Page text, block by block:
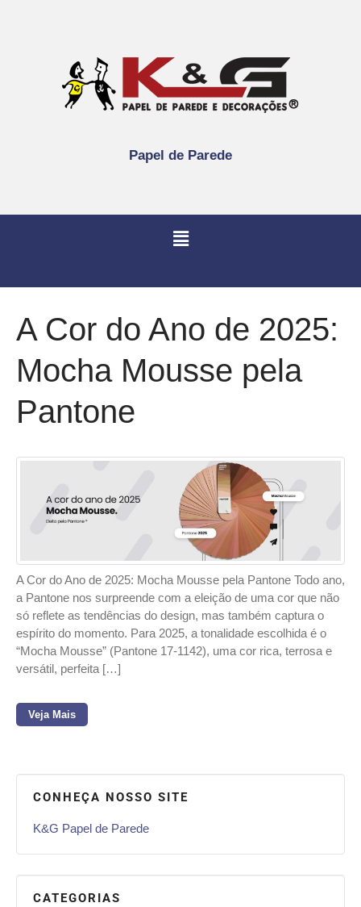
Papel de Parede
A Cor do Ano de 2025:
Mocha Mousse pela
Pantone
A Cor do Ano de 2025: Mocha Mousse pela Pantone Todo ano,
a Pantone nos surpreende com a eleição de uma cor que não
só reflete as tendências do design, mas também captura o
espírito do momento. Para 2025, a tonalidade escolhida é o
“Mocha Mousse” (Pantone 17-1142), uma cor rica, terrosa e
versátil, perfeita […]
Veja Mais
CONHEÇA NOSSO SITE
K&G Papel de Parede
CATEGORIAS